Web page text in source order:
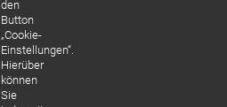
den
Button
„Cookie-
Einstellungen“.
Hierüber
können
Sie